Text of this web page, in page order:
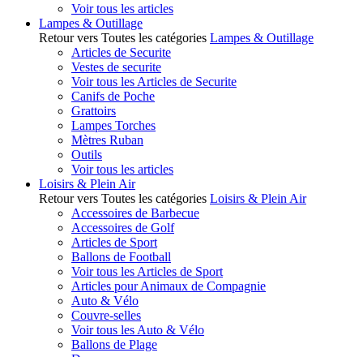
Voir tous les articles
Lampes & Outillage
Retour vers Toutes les catégories Lampes & Outillage
Articles de Securite
Vestes de securite
Voir tous les Articles de Securite
Canifs de Poche
Grattoirs
Lampes Torches
Mètres Ruban
Outils
Voir tous les articles
Loisirs & Plein Air
Retour vers Toutes les catégories Loisirs & Plein Air
Accessoires de Barbecue
Accessoires de Golf
Articles de Sport
Ballons de Football
Voir tous les Articles de Sport
Articles pour Animaux de Compagnie
Auto & Vélo
Couvre-selles
Voir tous les Auto & Vélo
Ballons de Plage